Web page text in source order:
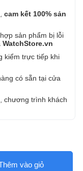
cam kết 100% sản
sản phẩm bị lỗi
WatchStore.vn
kiểm trực tiếp khi
có sẵn tại cửa
, chương trình khách
vào giỏ